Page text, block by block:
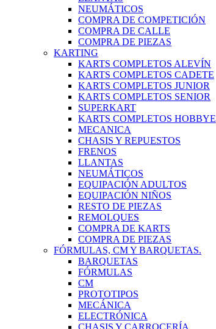
NEUMÁTICOS
COMPRA DE COMPETICIÓN
COMPRA DE CALLE
COMPRA DE PIEZAS
KARTING
KARTS COMPLETOS ALEVÍN
KARTS COMPLETOS CADETE
KARTS COMPLETOS JUNIOR
KARTS COMPLETOS SENIOR
SUPERKART
KARTS COMPLETOS HOBBYE
MECANICA
CHASIS Y REPUESTOS
FRENOS
LLANTAS
NEUMÁTICOS
EQUIPACIÓN ADULTOS
EQUIPACIÓN NIÑOS
RESTO DE PIEZAS
REMOLQUES
COMPRA DE KARTS
COMPRA DE PIEZAS
FÓRMULAS, CM Y BARQUETAS.
BARQUETAS
FÓRMULAS
CM
PROTOTIPOS
MECÁNICA
ELECTRÓNICA
CHASIS Y CARROCERÍA